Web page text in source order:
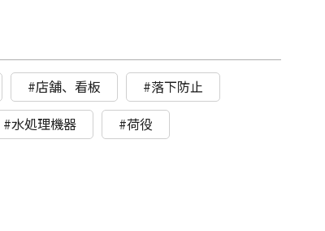
#店舗、看板
#落下防止
#水処理機器
#荷役